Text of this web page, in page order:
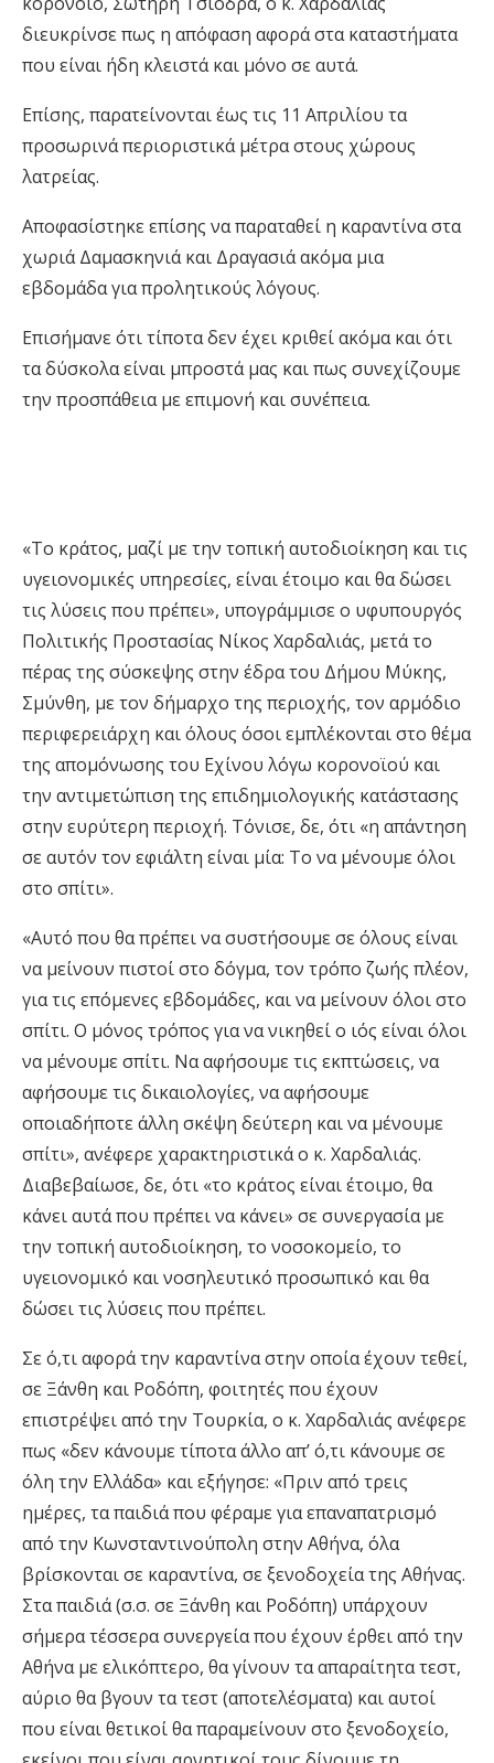
διευκρίνσε πως η απόφαση αφορά στα καταστήματα
που είναι ήδη κλειστά και μόνο σε αυτά.
Επίσης, παρατείνονται έως τις 11 Απριλίου τα
προσωρινά περιοριστικά μέτρα στους χώρους
λατρείας.
Αποφασίστηκε επίσης να παραταθεί η καραντίνα στα
χωριά Δαμασκηνιά και Δραγασιά ακόμα μια
εβδομάδα για προλητικούς λόγους.
Επισήμανε ότι τίποτα δεν έχει κριθεί ακόμα και ότι
τα δύσκολα είναι μπροστά μας και πως συνεχίζουμε
την προσπάθεια με επιμονή και συνέπεια.
«Το κράτος, μαζί με την τοπική αυτοδιοίκηση και τις
υγειονομικές υπηρεσίες, είναι έτοιμο και θα δώσει
τις λύσεις που πρέπει», υπογράμμισε ο υφυπουργός
Πολιτικής Προστασίας Νίκος Χαρδαλιάς, μετά το
πέρας της σύσκεψης στην έδρα του Δήμου Μύκης,
Σμύνθη, με τον δήμαρχο της περιοχής, τον αρμόδιο
περιφερειάρχη και όλους όσοι εμπλέκονται στο θέμα
της απομόνωσης του Εχίνου λόγω κορονοϊού και
την αντιμετώπιση της επιδημιολογικής κατάστασης
στην ευρύτερη περιοχή. Τόνισε, δε, ότι «η απάντηση
σε αυτόν τον εφιάλτη είναι μία: Το να μένουμε όλοι
στο σπίτι».
«Αυτό που θα πρέπει να συστήσουμε σε όλους είναι
να μείνουν πιστοί στο δόγμα, τον τρόπο ζωής πλέον,
για τις επόμενες εβδομάδες, και να μείνουν όλοι στο
σπίτι. Ο μόνος τρόπος για να νικηθεί ο ιός είναι όλοι
να μένουμε σπίτι. Να αφήσουμε τις εκπτώσεις, να
αφήσουμε τις δικαιολογίες, να αφήσουμε
οποιαδήποτε άλλη σκέψη δεύτερη και να μένουμε
σπίτι», ανέφερε χαρακτηριστικά ο κ. Χαρδαλιάς.
Διαβεβαίωσε, δε, ότι «το κράτος είναι έτοιμο, θα
κάνει αυτά που πρέπει να κάνει» σε συνεργασία με
την τοπική αυτοδιοίκηση, το νοσοκομείο, το
υγειονομικό και νοσηλευτικό προσωπικό και θα
δώσει τις λύσεις που πρέπει.
Σε ό,τι αφορά την καραντίνα στην οποία έχουν τεθεί,
σε Ξάνθη και Ροδόπη, φοιτητές που έχουν
επιστρέψει από την Τουρκία, ο κ. Χαρδαλιάς ανέφερε
πως «δεν κάνουμε τίποτα άλλο απ’ ό,τι κάνουμε σε
όλη την Ελλάδα» και εξήγησε: «Πριν από τρεις
ημέρες, τα παιδιά που φέραμε για επαναπατρισμό
από την Κωνσταντινούπολη στην Αθήνα, όλα
βρίσκονται σε καραντίνα, σε ξενοδοχεία της Αθήνας.
Στα παιδιά (σ.σ. σε Ξάνθη και Ροδόπη) υπάρχουν
σήμερα τέσσερα συνεργεία που έχουν έρθει από την
Αθήνα με ελικόπτερο, θα γίνουν τα απαραίτητα τεστ,
αύριο θα βγουν τα τεστ (αποτελέσματα) και αυτοί
που είναι θετικοί θα παραμείνουν στο ξενοδοχείο,